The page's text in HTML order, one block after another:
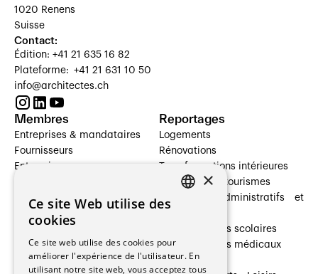
1020 Renens
Suisse
Contact:
Édition: +41 21 635 16 82
Plateforme: +41 21 631 10 50
info@architectes.ch
Membres
Entreprises & mandataires
Fournisseurs
Entreprises
Architectes paysagistes
Architectes d'intérieur
Entreprises générales
Ingénieurs et mandataires
Reportages
Logements
Rénovations
Transformations intérieures
Hôtelleries et tourismes
Bâtiments administratifs et
Établissements scolaires
Établissements médicaux
Villas
×
Ce site Web utilise des
cookies
Ce site web utilise des cookies pour
améliorer l'expérience de l'utilisateur. En
utilisant notre site web, vous acceptez tous